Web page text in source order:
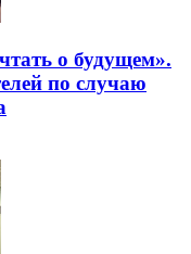
о будущем».
по случаю